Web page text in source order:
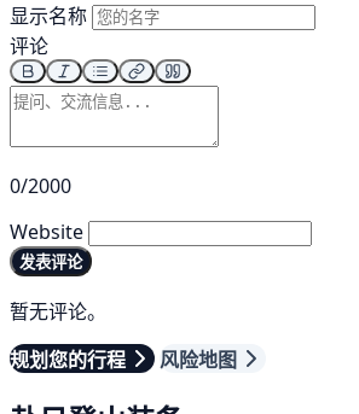
显示名称
评论
0/2000
Website
发表评论
暂无评论。
规划您的行程
风险地图